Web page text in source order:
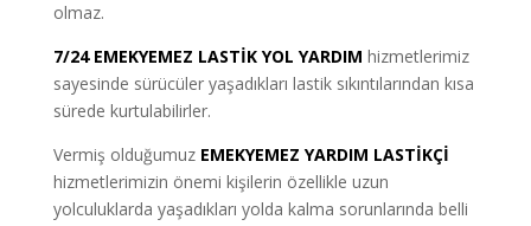
olmaz.
7/24 EMEKYEMEZ LASTİK YOL YARDIM hizmetlerimiz
sayesinde sürücüler yaşadıkları lastik sıkıntılarından kısa
sürede kurtulabilirler.
Vermiş olduğumuz EMEKYEMEZ YARDIM LASTİKÇİ
hizmetlerimizin önemi kişilerin özellikle uzun
yolculuklarda yaşadıkları yolda kalma sorunlarında belli